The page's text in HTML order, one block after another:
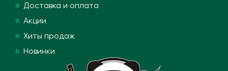
Доставка и оплата
Акции
Хиты продаж
Новинки